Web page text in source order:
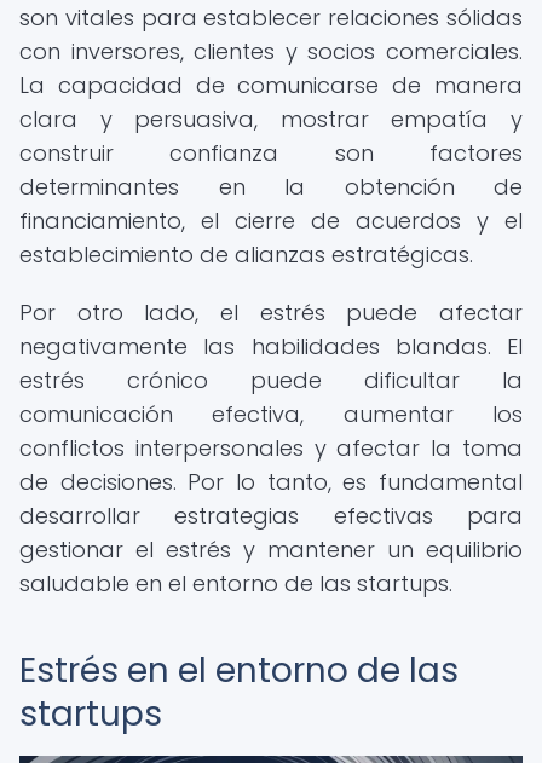
son vitales para establecer relaciones sólidas
con inversores, clientes y socios comerciales.
La capacidad de comunicarse de manera
clara y persuasiva, mostrar empatía y
construir confianza son factores
determinantes en la obtención de
financiamiento, el cierre de acuerdos y el
establecimiento de alianzas estratégicas.
Por otro lado, el estrés puede afectar
negativamente las habilidades blandas. El
estrés crónico puede dificultar la
comunicación efectiva, aumentar los
conflictos interpersonales y afectar la toma
de decisiones. Por lo tanto, es fundamental
desarrollar estrategias efectivas para
gestionar el estrés y mantener un equilibrio
saludable en el entorno de las startups.
Estrés en el entorno de las
startups